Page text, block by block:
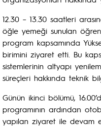
12.30 – 13.30 saatleri
öğle yemeği sunulan
program kapsamında
birimini ziyaret etti. Bu
sistemlerinin altyapı
süreçleri hakkında teknik
Günün ikinci bölümü,
programının ardından
yapılan ziyaret ile devam